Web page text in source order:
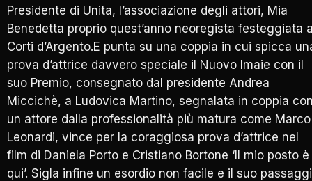
Presidente di Unita, l’associazione degli attori, Mia
Benedetta proprio quest’anno neoregista festeggiata
Corti d’Argento.E punta su una coppia in cui spicca
prova d’attrice davvero speciale il Nuovo Imaie con il
suo Premio, consegnato dal presidente Andrea
Miccichè, a Ludovica Martino, segnalata in coppia
un attore dalla professionalità più matura come Marco
Leonardi, vince per la coraggiosa prova d’attrice nel
film di Daniela Porto e Cristiano Bortone ‘Il mio posto è
qui’. Sigla infine un esordio non facile e il suo